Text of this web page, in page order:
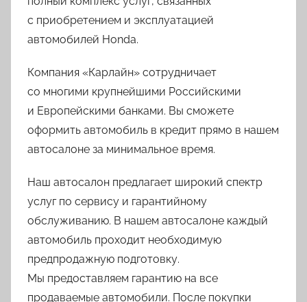
с приобретением и эксплуатацией
автомобилей Honda.
Компания «Карлайн» сотрудничает
со многими крупнейшими Российскими
и Европейскими банками. Вы сможете
оформить автомобиль в кредит прямо в нашем
автосалоне за минимальное время.
Наш автосалон предлагает широкий спектр
услуг по сервису и гарантийному
обслуживанию. В нашем автосалоне каждый
автомобиль проходит необходимую
предпродажную подготовку.
Мы предоставляем гарантию на все
продаваемые автомобили. После покупки